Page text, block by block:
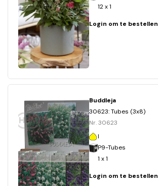
12 x 1
Login om te bestellen
Buddleja
30623: Tubes (3x8)
Nr. 30623
I
P9-Tubes
1 x 1
Login om te bestellen